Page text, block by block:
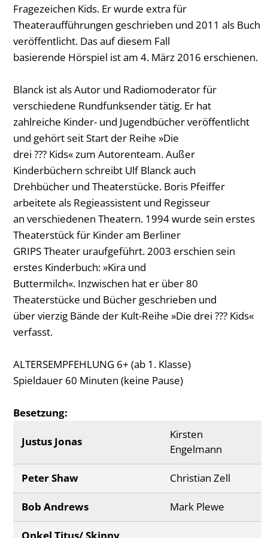
Fragezeichen Kids. Er wurde extra für
Theateraufführungen geschrieben und 2011 als Buch
veröffentlicht. Das auf diesem Fall
basierende Hörspiel ist am 4. März 2016 erschienen.
Blanck ist als Autor und Radiomoderator für
verschiedene Rundfunksender tätig. Er hat
zahlreiche Kinder- und Jugendbücher veröffentlicht
und gehört seit Start der Reihe »Die
drei ??? Kids« zum Autorenteam. Außer
Kinderbüchern schreibt Ulf Blanck auch
Drehbücher und Theaterstücke. Boris Pfeiffer
arbeitete als Regieassistent und Regisseur
an verschiedenen Theatern. 1994 wurde sein erstes
Theaterstück für Kinder am Berliner
GRIPS Theater uraufgeführt. 2003 erschien sein
erstes Kinderbuch: »Kira und
Buttermilch«. Inzwischen hat er über 80
Theaterstücke und Bücher geschrieben und
über vierzig Bände der Kult-Reihe »Die drei ??? Kids«
verfasst.
ALTERSEMPFEHLUNG 6+ (ab 1. Klasse)
Spieldauer 60 Minuten (keine Pause)
Besetzung:
Justus Jonas
Kirsten
Engelmann
Peter Shaw Christian Zell
Bob Andrews Mark Plewe